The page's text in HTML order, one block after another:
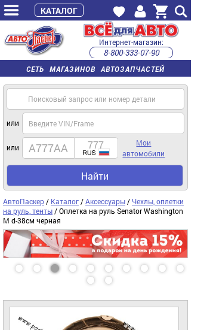
СЕТЬ МАГАЗИНОВ АВТОЗАПЧАСТЕЙ
Интернет-магазин:
8-800-333-07-90
часы работы с 9:00 до 22:00 (пн-пт)
или
или
Мои
автомобили
Найти
АвтоПаскер / Каталог /Аксессуары /Чехлы, оплетки
на руль, тенты / Оплетка на руль Senator Washington
M d-38см черная
КАТАЛОГ